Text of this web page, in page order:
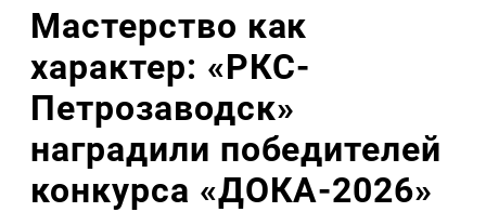
Мастерство как
характер: «РКС-
Петрозаводск»
наградили победителей
конкурса «ДОКА-2026»